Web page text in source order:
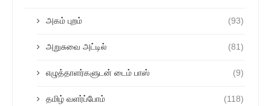
அகம் புறம் (93)
அறுசுவை அட்டில் (81)
எழுத்தாளர்களுடன் டைம் பாஸ் (9)
தமிழ் வளர்ப்போம் (118)